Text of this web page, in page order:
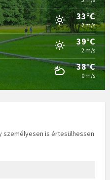
33°C
2 m/s
39°C
2 m/s
38°C
0 m/s
személyesen is értesülhessen